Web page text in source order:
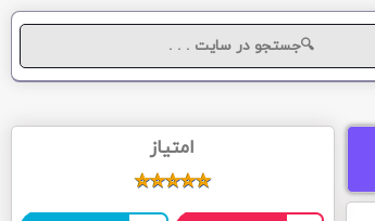
امتیاز